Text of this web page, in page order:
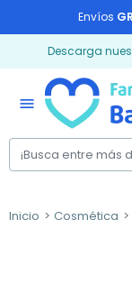
Envíos
Descarga
menu
Inicio Cosmética